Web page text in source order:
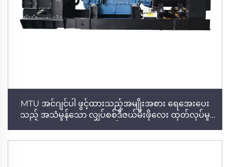
MTU အင်ဂျင်ပါ ဖွင့်ထားသည့်အမျိုးအစား ရေအေးပေး
သည့် အသံမှုန်သော လျှပ်စစ်ဒီဇယ်မီးဖိုလေး ထုတ်လုပ်မှု